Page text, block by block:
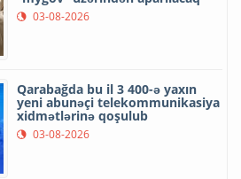
03-08-2026
Qarabağda bu il 3 400-ə yaxın
yeni abunəçi telekommunikasiya
xidmətlərinə qoşulub
03-08-2026